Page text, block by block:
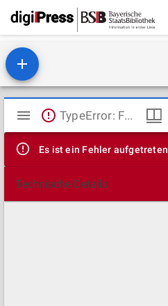
Mirador
Viewer
TypeError: Failed to fetch
Es ist ein Fehler aufgetreten
Technische Details